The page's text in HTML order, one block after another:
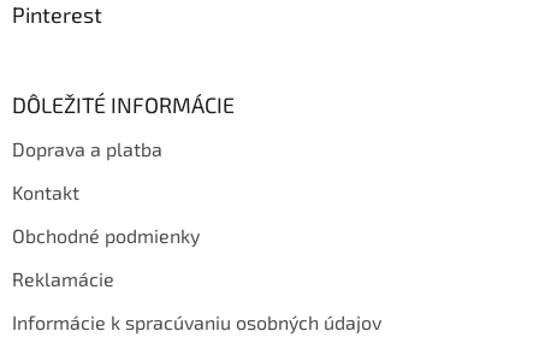
Pinterest
DÔLEŽITÉ INFORMÁCIE
Doprava a platba
Kontakt
Obchodné podmienky
Reklamácie
Informácie k spracúvaniu osobných údajov